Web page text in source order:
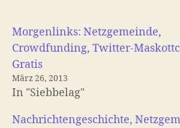
Morgenlinks: Netzgemeinde,
Crowdfunding, Twitter-
Gratis
März 26, 2013
In "Siebbelag"
Nachrichtengeschichte,